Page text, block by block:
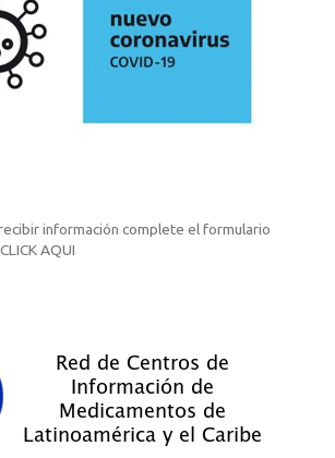
información complete el formulario
AQUI